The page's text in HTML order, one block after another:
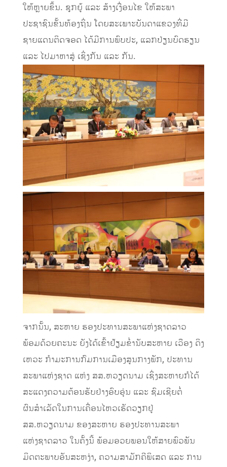
ໃຫ້ຫຼາຍຂຶ້ນ. ຊຸກຍູ້ ແລະ ສ້າງເງື່ອນໄຂ ໃຫ້ສະພາ
ປະຊາຊົນຂັ້ນທ້ອງຖິ່ນ ໂດຍສະເພາະບັນດາແຂວງທີ່ມີ
ຊາຍແດນຕິດຈອດ ໄດ້ມີການພົບປະ, ແລກປ່ຽນບົດຮຽນ
ແລະ ໄປມາຫາສູ່ ເຊິ່ງກັນ ແລະ ກັນ.
ຈາກນັ້ນ, ສະຫາຍ ຮອງປະທານສະພາແຫ່ງຊາດລາວ
ພ້ອມດ້ວຍຄະນະ ຍັງໄດ້ເຂົ້າຢ້ຽມຂ່ຳນັບສະຫາຍ ເວືອງ ດິງ
ເຫວະ ກຳມະການກົມການເມືອງສູນກາງພັກ, ປະທານ
ສະພາແຫ່ງຊາດ ແຫ່ງ ສສ.ຫວຽດນາມ ເຊິ່ງສະຫາຍກໍໄດ້
ສະແດງຄວາມຕ້ອນຮັບຢ່າງອົບອຸ່ນ ແລະ ຊົມເຊີຍຕໍ່
ຜົນສຳເລັດໃນການເຄື່ອນໄຫວເຮັດວຽກຢູ່
ສສ.ຫວຽດນາມ ຂອງສະຫາຍ ຮອງປະທານສະພາ
ແຫ່ງຊາດລາວ ໃນຄັ້ງນີ້ ພ້ອມອວຍພອນໃຫ້ສາຍພົວພັນ
ມິດຕະພາບອັນສະຫງ່າ, ຄວາມສາມັກຄີພິເສດ ແລະ ການ